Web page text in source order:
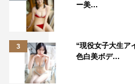
ー美…
3
“現役女子大生ア
色白美ボデ…